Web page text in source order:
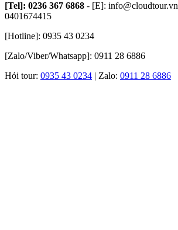
[Tel]: 0236 367 6868 - [E]: info@cloudtour.vn
0401674415
[Hotline]: 0935 43 0234
[Zalo/Viber/Whatsapp]: 0911 28 6886
Hỏi tour: 0935 43 0234 | Zalo: 0911 28 6886